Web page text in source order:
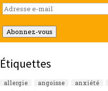
Adresse
e-
mail
Abonnez-vous
Étiquettes
allergie angoisse anxiété